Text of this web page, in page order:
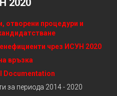
2020
отворени процедури и
чрез ИСУН 2020
връзка
Documentation
за периода 2014 - 2020